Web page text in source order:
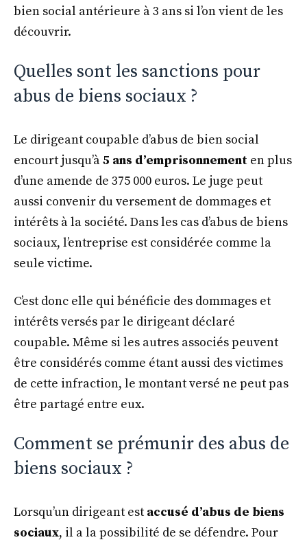
bien social antérieure à 3 ans si l’on vient de les
découvrir.
Quelles sont les sanctions pour
abus de biens sociaux ?
Le dirigeant coupable d’abus de bien social
encourt jusqu’à5 ans d’emprisonnement en plus
d’une amende de 375 000 euros. Le juge peut
aussi convenir du versement de dommages et
intérêts à la société. Dans les cas d’abus de biens
sociaux, l’entreprise est considérée comme la
seule victime.
C’est donc elle qui bénéficie des dommages et
intérêts versés par le dirigeant déclaré
coupable. Même si les autres associés peuvent
être considérés comme étant aussi des victimes
de cette infraction, le montant versé ne peut pas
être partagé entre eux.
Comment se prémunir des abus de
biens sociaux ?
Lorsqu’un dirigeant est accusé d’abus de biens
sociaux, il a la possibilité de se défendre. Pour